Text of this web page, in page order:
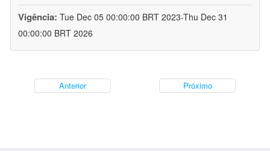
Vigência: Tue Dec 05 00:00:00 BRT 2023-Thu Dec 31
00:00:00 BRT 2026
Anterior Próximo